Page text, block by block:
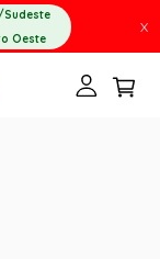
Sudeste
Oeste
X